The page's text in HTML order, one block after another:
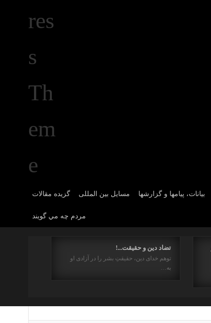
گزیده مقالات مسایل بین المللی بیانات، پیامها و گزارشها
مردم چه مي گويند
تضاد دین و حقیقت...!
توهم خدای دین، حقیقتِ بشر را در آزادی او
به…